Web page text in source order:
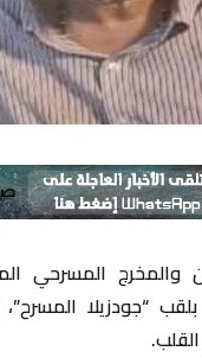
والمخرج المسرحي
“جودزيلا